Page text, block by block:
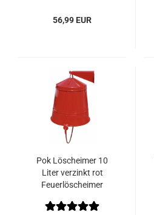
56,99 EUR
Pok Löscheimer 10
Liter verzinkt rot
Feuerlöscheimer